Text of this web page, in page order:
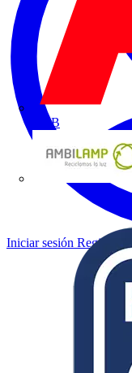
ABB
Iniciar sesión Registrarse